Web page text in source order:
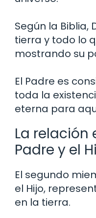
Según la Biblia,
tierra y todo lo
mostrando su
El Padre es
toda la
eterna para
La relación
Padre y el
El segundo
el Hijo,
en la tierra.